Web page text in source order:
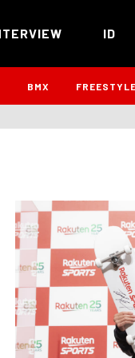
ID
BMX FREESTYLE